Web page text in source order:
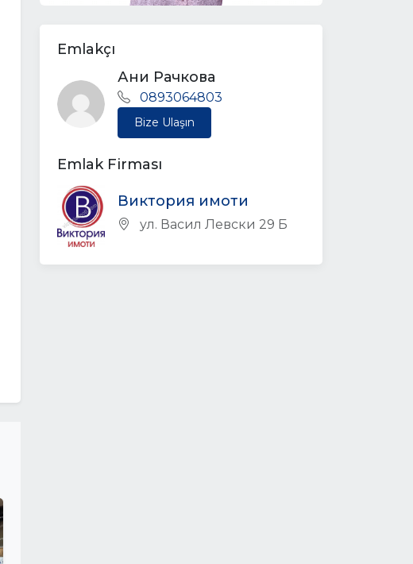
Emlakçı
Ани Рачкова
0893064803
Bize Ulaşın
Emlak Firması
Виктория имоти
ул. Васил Левски 29 Б